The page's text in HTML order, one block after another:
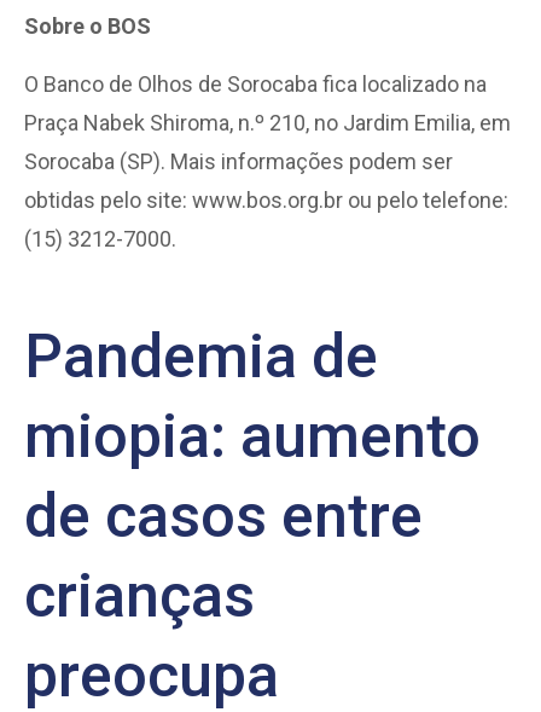
Sobre o BOS
O Banco de Olhos de Sorocaba fica localizado na
Praça Nabek Shiroma, n.º 210, no Jardim Emilia, em
Sorocaba (SP). Mais informações podem ser
obtidas pelo site: www.bos.org.br ou pelo telefone:
(15) 3212-7000.
Pandemia de
miopia: aumento
de casos entre
crianças
preocupa